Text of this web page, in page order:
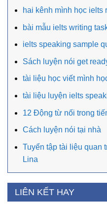
hai kênh mình học ielts
bài mẫu ielts writing
ielts speaking sample
Sách luyện nói get
tài liệu học viết mình
tài liệu luyện ielts
12 Động từ nối trong
Cách luyện nói tại nhà
Tuyển tập tài liệu quan
Lina
LIÊN KẾT HAY